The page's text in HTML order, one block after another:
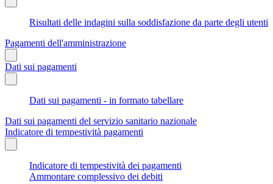
Risultati delle indagini sulla soddisfazione da parte degli utenti
Pagamenti dell'amministrazione
Dati sui pagamenti
Dati sui pagamenti - in formato tabellare
Dati sui pagamenti del servizio sanitario nazionale
Indicatore di tempestività pagamenti
Indicatore di tempestività dei pagamenti
Ammontare complessivo dei debiti